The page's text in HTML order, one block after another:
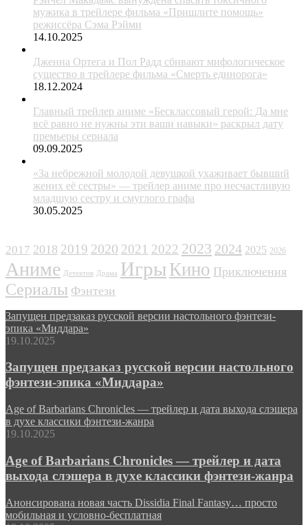
мужика в трейлере фильма «Пришлите помощь»
режиссёра Сэма Рэйми
14.10.2025
Дженна Ортега и Пол Радд сбивают мифологическое
существо в трейлере фильма «Смерть единорога»
18.12.2024
Главный трейлер аниме «Бесклассовый герой: Да мне
всё равно не нужны эти ваши навыки» раскрыл дату
премьеры сериала
09.09.2025
«За небрежной молодой девушкой ухаживает бывший
жених её сестры» — трейлер аниме про несчастливую
младшую сестру и смуглого графа
30.05.2025
2017 2018 2019 2020 2021 2022 2023 2024 2025 2026
Аниме Детектив Драма ИгрыКино Приключения
Сериалы Фэнтези
Запущен предзаказ русской версии настольного фэнтези-
эпика «Миддара»
19.10.2025
Запущен предзаказ русской версии настольного
фэнтези-эпика «Миддара»
Age of Barbarians Chronicles — трейлер и дата выхода слэшера
в духе классики фэнтези-жанра
19.10.2025
Age of Barbarians Chronicles — трейлер и дата
выхода слэшера в духе классики фэнтези-жанра
Анонсирована новая часть Dissidia Final Fantasy… просто
мобильная и условно-бесплатная